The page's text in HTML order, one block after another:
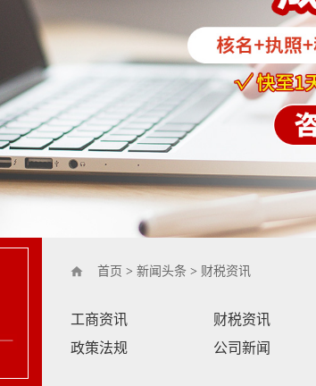
首页 > 新闻头条 > 财税资讯
工商资讯 财税资讯
政策法规
公司新闻